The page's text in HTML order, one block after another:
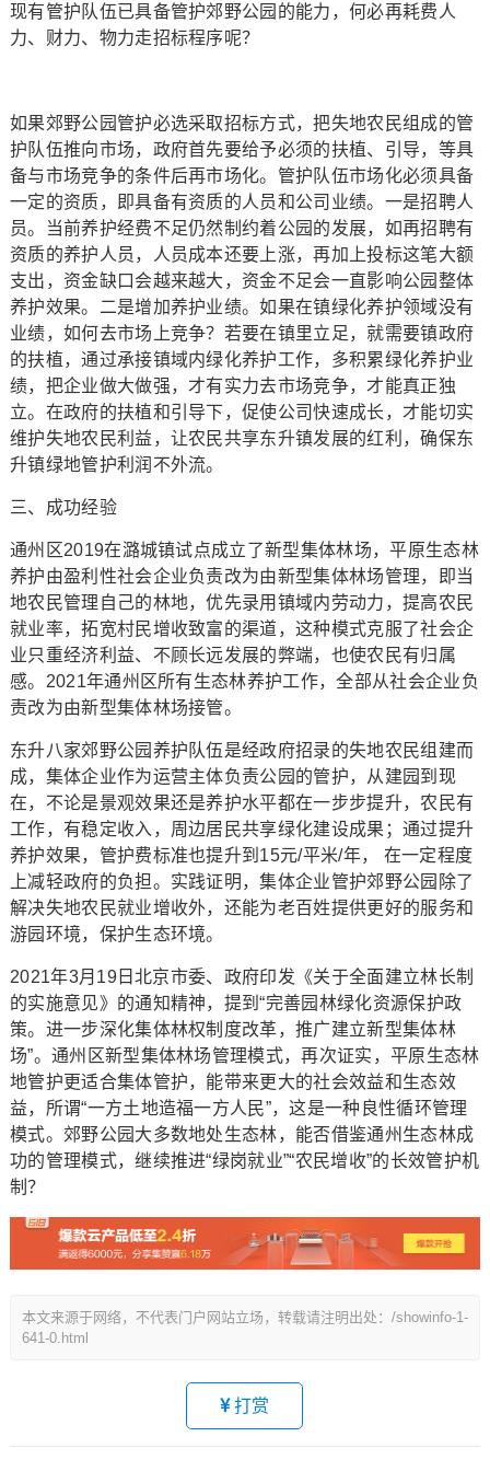
现有管护队伍已具备管护郊野公园的能力，何必再耗费人
力、财力、物力走招标程序呢？
如果郊野公园管护必选采取招标方式，把失地农民组成的管
护队伍推向市场，政府首先要给予必须的扶植、引导，等具
备与市场竞争的条件后再市场化。管护队伍市场化必须具备
一定的资质，即具备有资质的人员和公司业绩。一是招聘人
员。当前养护经费不足仍然制约着公园的发展，如再招聘有
资质的养护人员，人员成本还要上涨，再加上投标这笔大额
支出，资金缺口会越来越大，资金不足会一直影响公园整体
养护效果。二是增加养护业绩。如果在镇绿化养护领域没有
业绩，如何去市场上竞争？若要在镇里立足，就需要镇政府
的扶植，通过承接镇域内绿化养护工作，多积累绿化养护业
绩，把企业做大做强，才有实力去市场竞争，才能真正独
立。在政府的扶植和引导下，促使公司快速成长，才能切实
维护失地农民利益，让农民共享东升镇发展的红利，确保东
升镇绿地管护利润不外流。
三、成功经验
通州区2019在潞城镇试点成立了新型集体林场，平原生态林
养护由盈利性社会企业负责改为由新型集体林场管理，即当
地农民管理自己的林地，优先录用镇域内劳动力，提高农民
就业率，拓宽村民增收致富的渠道，这种模式克服了社会企
业只重经济利益、不顾长远发展的弊端，也使农民有归属
感。2021年通州区所有生态林养护工作，全部从社会企业负
责改为由新型集体林场接管。
东升八家郊野公园养护队伍是经政府招录的失地农民组建而
成，集体企业作为运营主体负责公园的管护，从建园到现
在，不论是景观效果还是养护水平都在一步步提升，农民有
工作，有稳定收入，周边居民共享绿化建设成果；通过提升
养护效果，管护费标准也提升到15元/平米/年， 在一定程度
上减轻政府的负担。实践证明，集体企业管护郊野公园除了
解决失地农民就业增收外，还能为老百姓提供更好的服务和
游园环境，保护生态环境。
2021年3月19日北京市委、政府印发《关于全面建立林长制
的实施意见》的通知精神，提到“完善园林绿化资源保护政
策。进一步深化集体林权制度改革，推广建立新型集体林
场”。通州区新型集体林场管理模式，再次证实，平原生态林
地管护更适合集体管护，能带来更大的社会效益和生态效
益，所谓“一方土地造福一方人民”，这是一种良性循环管理
模式。郊野公园大多数地处生态林，能否借鉴通州生态林成
功的管理模式，继续推进“绿岗就业”“农民增收”的长效管护机
制？
本文来源于网络，不代表门户网站立场，转载请注明出处：/showinfo-1-
641-0.html
打赏